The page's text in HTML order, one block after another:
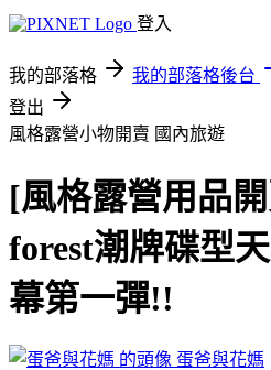
登入
我的部落格 我的部落格後台
登出
風格露營小物開賣 國內旅遊
[風格露營用品
forest潮牌碟型
幕第一彈!!
蛋爸與花媽